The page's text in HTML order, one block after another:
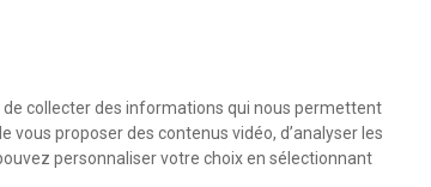
collecter des informations qui nous permettent
vous proposer des contenus vidéo, d’analyser les
personnaliser votre choix en sélectionnant